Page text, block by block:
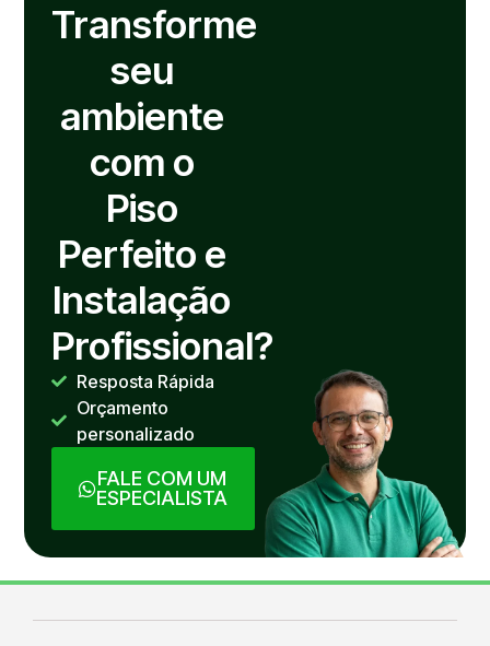
Transforme
seu
ambiente
com o
Piso
Perfeito e
Instalação
Profissional?
Resposta Rápida
Orçamento
personalizado
FALE COM UM
ESPECIALISTA